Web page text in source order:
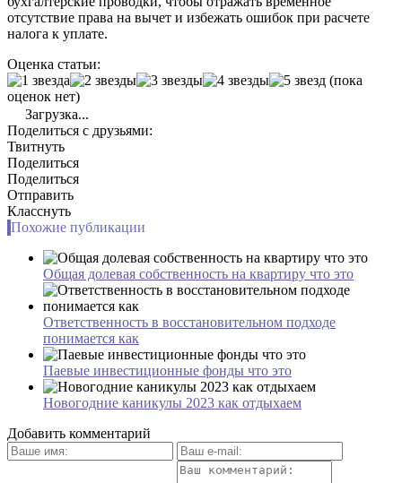
отсутствие права на вычет и избежать ошибок при расчете
налога к уплате.
Оценка статьи:
(пока
оценок нет)
Загрузка...
Поделиться с друзьями:
Твитнуть
Поделиться
Поделиться
Отправить
Класснуть
Похожие публикации
Общая долевая собственность на квартиру что это
Ответственность в восстановительном подходе
понимается как
Паевые инвестиционные фонды что это
Новогодние каникулы 2023 как отдыхаем
Добавить комментарий